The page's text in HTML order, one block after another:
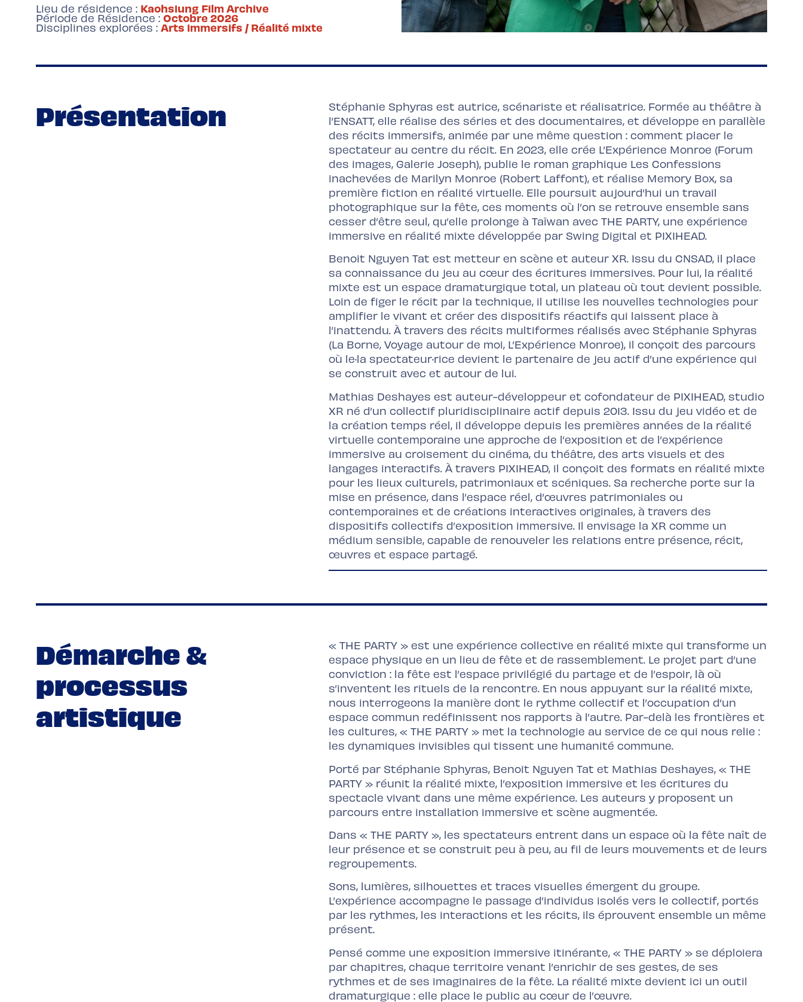
Lieu de résidence : Kaohsiung Film Archive
Période de Résidence : Octobre 2026
Disciplines explorées : Arts immersifs / Réalité mixte
Présentation
Stéphanie Sphyras est autrice, scénariste et réalisatrice. Formée au théâtre à
l’ENSATT, elle réalise des séries et des documentaires, et développe en parallèle
des récits immersifs, animée par une même question : comment placer le
spectateur au centre du récit. En 2023, elle crée L’Expérience Monroe (Forum
des images, Galerie Joseph), publie le roman graphique Les Confessions
inachevées de Marilyn Monroe (Robert Laffont), et réalise Memory Box, sa
première fiction en réalité virtuelle. Elle poursuit aujourd’hui un travail
photographique sur la fête, ces moments où l’on se retrouve ensemble sans
cesser d’être seul, qu’elle prolonge à Taïwan avec THE PARTY, une expérience
immersive en réalité mixte développée par Swing Digital et PIXIHEAD.
Benoit Nguyen Tat est metteur en scène et auteur XR. Issu du CNSAD, il place
sa connaissance du jeu au cœur des écritures immersives. Pour lui, la réalité
mixte est un espace dramaturgique total, un plateau où tout devient possible.
Loin de figer le récit par la technique, il utilise les nouvelles technologies pour
amplifier le vivant et créer des dispositifs réactifs qui laissent place à
l’inattendu. À travers des récits multiformes réalisés avec Stéphanie Sphyras
(La Borne, Voyage autour de moi, L’Expérience Monroe), il conçoit des parcours
où le·la spectateur·rice devient le partenaire de jeu actif d’une expérience qui
se construit avec et autour de lui.
Mathias Deshayes est auteur-développeur et cofondateur de PIXIHEAD, studio
XR né d’un collectif pluridisciplinaire actif depuis 2013. Issu du jeu vidéo et de
la création temps réel, il développe depuis les premières années de la réalité
virtuelle contemporaine une approche de l’exposition et de l’expérience
immersive au croisement du cinéma, du théâtre, des arts visuels et des
langages interactifs. À travers PIXIHEAD, il conçoit des formats en réalité mixte
pour les lieux culturels, patrimoniaux et scéniques. Sa recherche porte sur la
mise en présence, dans l’espace réel, d’œuvres patrimoniales ou
contemporaines et de créations interactives originales, à travers des
dispositifs collectifs d’exposition immersive. Il envisage la XR comme un
médium sensible, capable de renouveler les relations entre présence, récit,
œuvres et espace partagé.
Démarche &
processus
artistique
« THE PARTY » est une expérience collective en réalité mixte qui transforme un
espace physique en un lieu de fête et de rassemblement. Le projet part d’une
conviction : la fête est l’espace privilégié du partage et de l’espoir, là où
s’inventent les rituels de la rencontre. En nous appuyant sur la réalité mixte,
nous interrogeons la manière dont le rythme collectif et l’occupation d’un
espace commun redéfinissent nos rapports à l’autre. Par-delà les frontières et
les cultures, « THE PARTY » met la technologie au service de ce qui nous relie :
les dynamiques invisibles qui tissent une humanité commune.
Porté par Stéphanie Sphyras, Benoit Nguyen Tat et Mathias Deshayes, « THE
PARTY » réunit la réalité mixte, l’exposition immersive et les écritures du
spectacle vivant dans une même expérience. Les auteurs y proposent un
parcours entre installation immersive et scène augmentée.
Dans « THE PARTY », les spectateurs entrent dans un espace où la fête naît de
leur présence et se construit peu à peu, au fil de leurs mouvements et de leurs
regroupements.
Sons, lumières, silhouettes et traces visuelles émergent du groupe.
L’expérience accompagne le passage d’individus isolés vers le collectif, portés
par les rythmes, les interactions et les récits, ils éprouvent ensemble un même
présent.
Pensé comme une exposition immersive itinérante, « THE PARTY » se déploiera
par chapitres, chaque territoire venant l’enrichir de ses gestes, de ses
rythmes et de ses imaginaires de la fête. La réalité mixte devient ici un outil
dramaturgique : elle place le public au cœur de l’œuvre.